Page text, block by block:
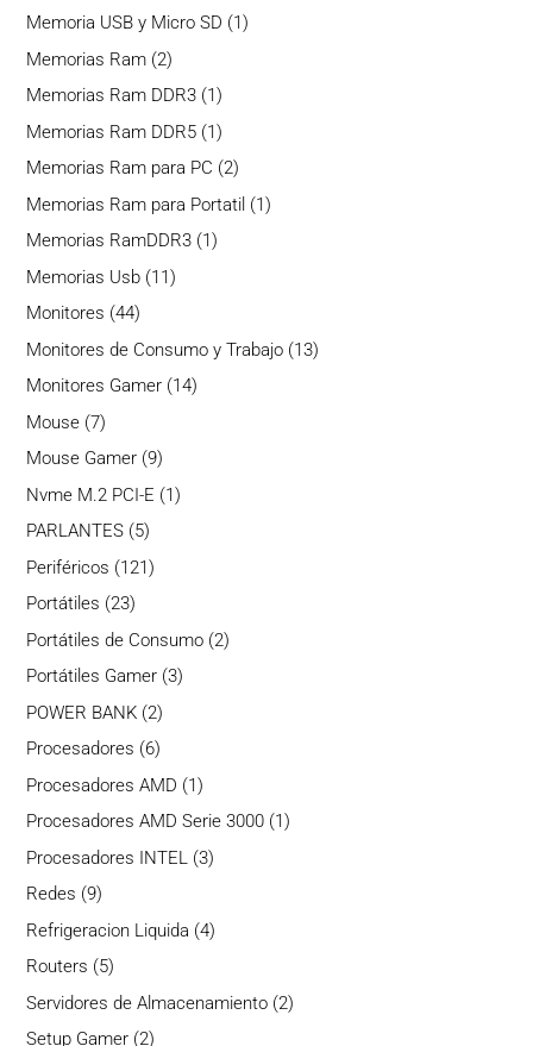
productos
Memoria USB y Micro SD 1 1
Memorias Ram 22
productos
Memorias Ram DDR3 1 1
producto
Memorias Ram DDR5 11
producto
Memorias Ram para PC 22
productos
Memorias Ram para Portatil 11
Memorias RamDDR3 1 1
Memorias Usb 1111
Monitores 4444
productos
Monitores de Consumo y Trabajo 1313
Monitores Gamer 1414
Mouse 77
productos
Mouse Gamer 99
productos
Nvme M.2 PCI-E 11
PARLANTES 55
productos
Periféricos 121121
Portátiles 2323
productos
Portátiles de Consumo 22
Portátiles Gamer 33
POWER BANK 22
productos
Procesadores 66
productos
Procesadores AMD 11
producto
Procesadores AMD Serie 3000 1 1
Procesadores INTEL 33
Redes 99
productos
Refrigeracion Liquida 44
Routers 55
productos
Servidores de Almacenamiento 22
Setup Gamer 22